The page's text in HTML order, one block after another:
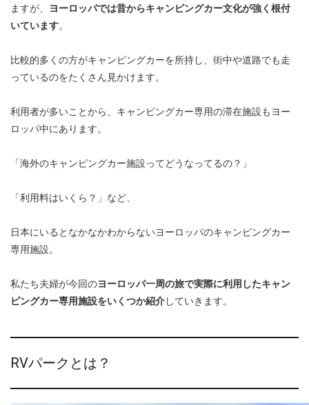
ますが、 ヨーロッパでは昔からキャンピングカー文化が強く根付
いています。
比較的多くの方がキャンピングカーを所持し、街中や道路でも走
っているのをたくさん見かけます。
利用者が多いことから、キャンピングカー専用の滞在施設もヨー
ロッパ中にあります。
「海外のキャンピングカー施設ってどうなってるの？」
「利用料はいくら？」など、
日本にいるとなかなかわからないヨーロッパのキャンピングカー
専用施設。
私たち夫婦が今回のヨーロッパ一周の旅で実際に利用したキャン
ピングカー専用施設をいくつか紹介していきます。
RVパークとは？